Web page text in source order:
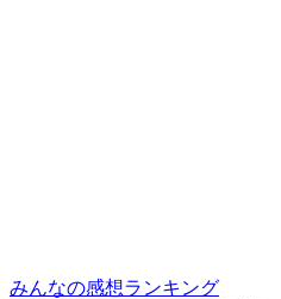
みんなの感想ランキング